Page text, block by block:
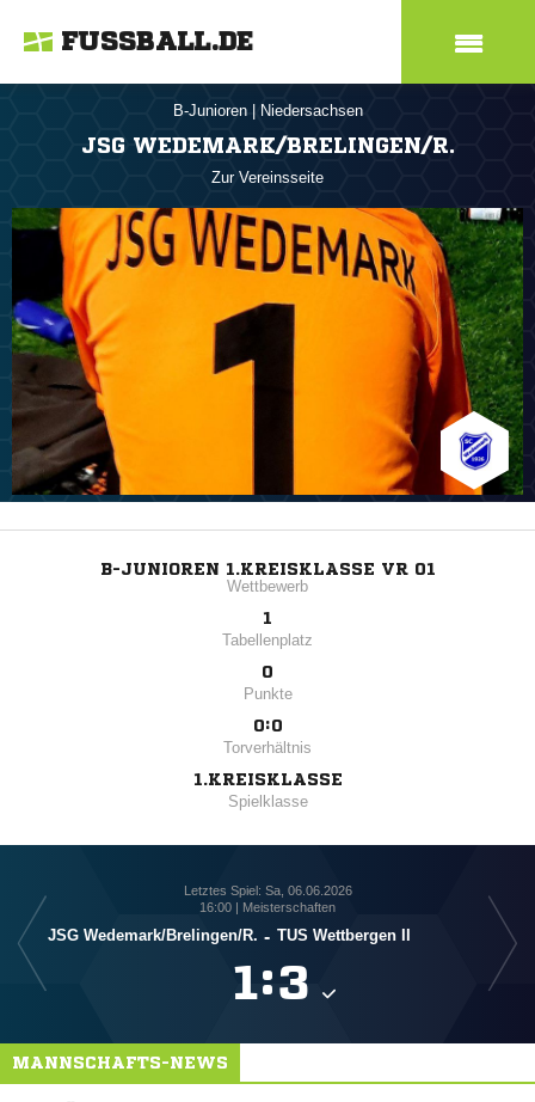
FUSSBALL.DE
B-Junioren Niedersachsen
JSG WEDEMARK/BRELINGEN/R.
Zur Vereinsseite
B-JUNIOREN 1.KREISKLASSE VR 01
Wettbewerb
1
Tabellenplatz
0
Punkte
0:0
Torverhältnis
1.KREISKLASSE
Spielklasse
Letztes Spiel: Sa, 06.06.2026
16:00 | Meisterschaften
JSG Wedemark/​Brelingen/​R. - TUS Wettbergen II
:
MANNSCHAFTS-NEWS